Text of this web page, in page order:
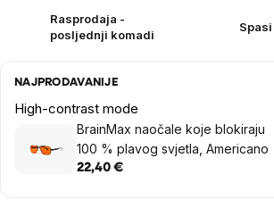
Rasprodaja -
posljednji komadi
NAJPRODAVANIJE
High-contrast mode
BrainMax naočale koje blokiraju
100 % plavog svjetla, Americano
22,40 €